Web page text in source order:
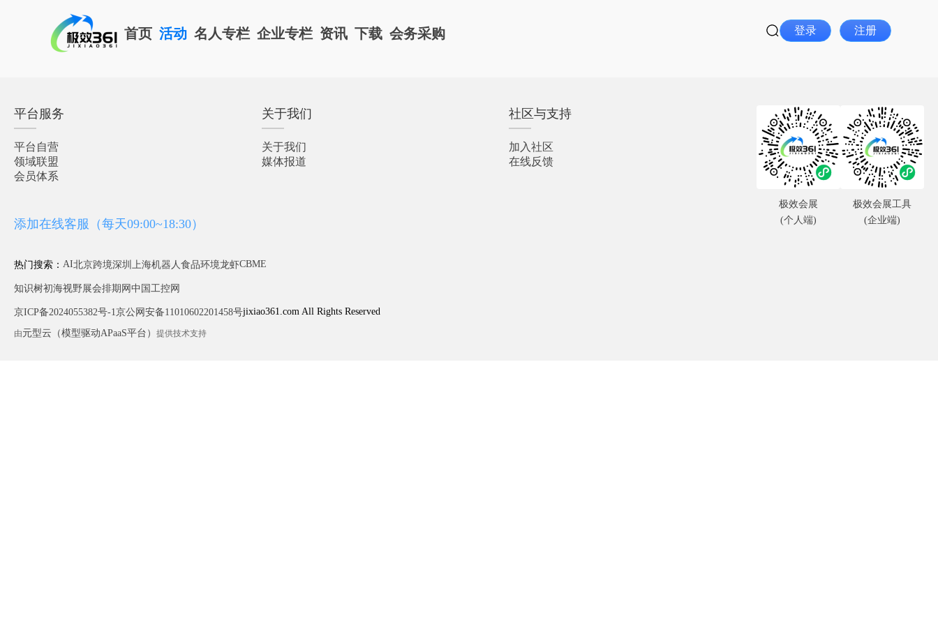
首页 活动 名人专栏 企业专栏 资讯 下载 会务采购 登录 注册
平台服务
平台自营
领域联盟
会员体系
关于我们
关于我们
媒体报道
社区与支持
加入社区
在线反馈
添加在线客服（每天09:00~18:30）
热门搜索： AI北京跨境深圳 上海机器人食品环境龙虾CBME
知识树初海视野展会排期网 中国工控网
京ICP备2024055382号-1京公网安备11010602201458号jixiao361.com All Rights Reserved
由元型云（模型驱动APaaS平台） 提供技术支持
极效会展
(个人端)
极效会展工具
(企业端)